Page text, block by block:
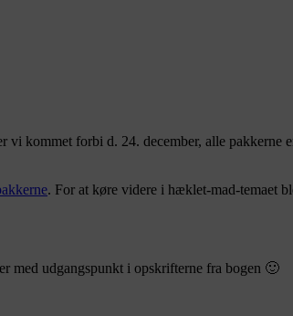
kommet forbi d. 24. december, alle pakkerne
. For at køre videre i hæklet-mad-temaet
med udgangspunkt i opskrifterne fra bogen 🙂